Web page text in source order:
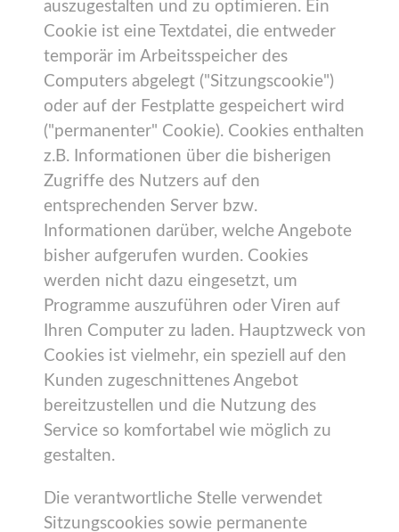
auszugestalten und zu optimieren. Ein
Cookie ist eine Textdatei, die entweder
temporär im Arbeitsspeicher des
Computers abgelegt ("Sitzungscookie")
oder auf der Festplatte gespeichert wird
("permanenter" Cookie). Cookies enthalten
z.B. Informationen über die bisherigen
Zugriffe des Nutzers auf den
entsprechenden Server bzw.
Informationen darüber, welche Angebote
bisher aufgerufen wurden. Cookies
werden nicht dazu eingesetzt, um
Programme auszuführen oder Viren auf
Ihren Computer zu laden. Hauptzweck von
Cookies ist vielmehr, ein speziell auf den
Kunden zugeschnittenes Angebot
bereitzustellen und die Nutzung des
Service so komfortabel wie möglich zu
gestalten.
Die verantwortliche Stelle verwendet
Sitzungscookies sowie permanente